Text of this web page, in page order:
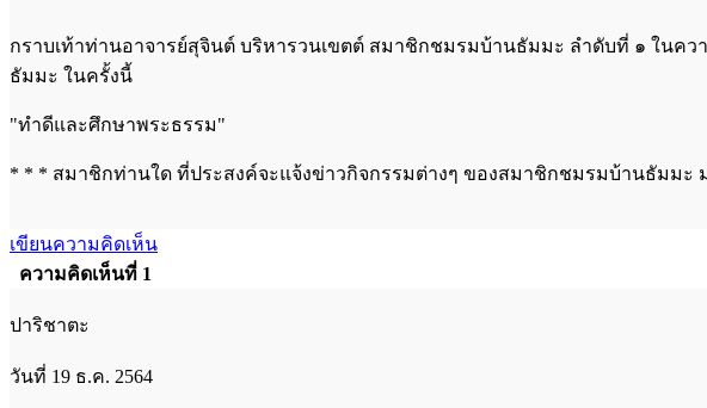
กราบเท้าท่านอาจารย์สุจินต์ บริหารวนเขตต์ สมาชิกชมรมบ้านธัมมะ ลำดับที่ ๑ ในค
ธัมมะ ในครั้งนี้
"ทำดีและศึกษาพระธรรม"
* * * สมาชิกท่านใด ที่ประสงค์จะแจ้งข่าวกิจกรรมต่างๆ ของสมาชิกชมรมบ้านธัมมะ ม
เขียนความคิดเห็น
ความคิดเห็นที่ 1
ปาริชาตะ
วันที่ 19 ธ.ค. 2564